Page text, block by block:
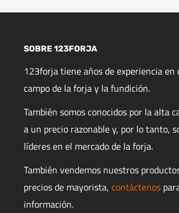
SOBRE 123FORJA
123forja tiene años de experiencia en
campo de la forja y la fundición.
También somos conocidos por la alta
a un precio razonable y, por lo tanto,
líderes en el mercado de la forja.
También vendemos nuestros
precios de mayorista, contáctenos
información.